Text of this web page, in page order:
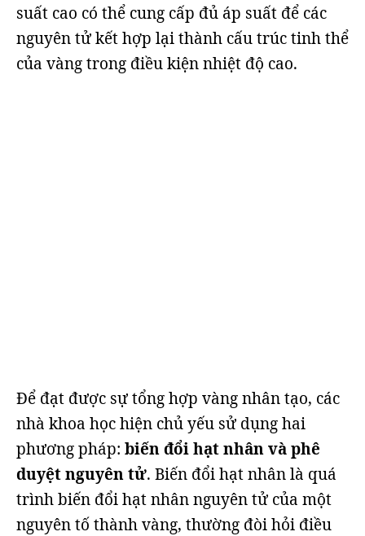
suất cao có thể cung cấp đủ áp suất để các
nguyên tử kết hợp lại thành cấu trúc tinh thể
của vàng trong điều kiện nhiệt độ cao.
Để đạt được sự tổng hợp vàng nhân tạo, các
nhà khoa học hiện chủ yếu sử dụng hai
phương pháp: biến đổi hạt nhân và phê
duyệt nguyên tử. Biến đổi hạt nhân là quá
trình biến đổi hạt nhân nguyên tử của một
nguyên tố thành vàng, thường đòi hỏi điều